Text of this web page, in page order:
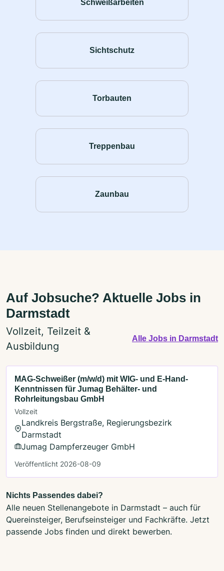
Schweißarbeiten
Sichtschutz
Torbauten
Treppenbau
Zaunbau
Auf Jobsuche? Aktuelle Jobs in
Darmstadt
Vollzeit, Teilzeit &
Ausbildung
Alle Jobs in Darmstadt
MAG-Schweißer (m/w/d) mit WIG- und E-Hand-
Kenntnissen für Jumag Behälter- und
Rohrleitungsbau GmbH
Vollzeit
Landkreis Bergstraße, Regierungsbezirk
Darmstadt
Jumag Dampferzeuger GmbH
Veröffentlicht 2026-08-09
Nichts Passendes dabei?
Alle neuen Stellenangebote in Darmstadt – auch für
Quereinsteiger, Berufseinsteiger und Fachkräfte. Jetzt
passende Jobs finden und direkt bewerben.